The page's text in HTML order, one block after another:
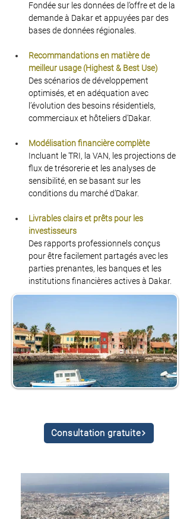
Consultation gratuite
Fondée sur les données de l’offre et de la
demande à Dakar et appuyées par des
bases de données régionales.
Recommandations en matière de
meilleur usage (Highest & Best Use)
Des scénarios de développement
optimisés, et en adéquation avec
l’évolution des besoins résidentiels,
commerciaux et hôteliers d’Dakar.
Modélisation financière complète
Incluant le TRI, la VAN, les projections de
flux de trésorerie et les analyses de
sensibilité, en se basant sur les
conditions du marché d’Dakar.
Livrables clairs et prêts pour les
investisseurs
Des rapports professionnels conçus
pour être facilement partagés avec les
parties prenantes, les banques et les
institutions financières actives à Dakar.